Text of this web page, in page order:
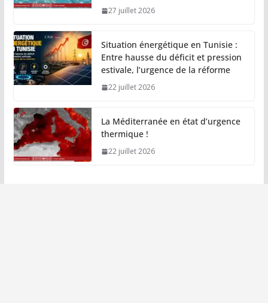
27 juillet 2026
Situation énergétique en Tunisie :
Entre hausse du déficit et pression
estivale, l’urgence de la réforme
22 juillet 2026
La Méditerranée en état d’urgence
thermique !
22 juillet 2026